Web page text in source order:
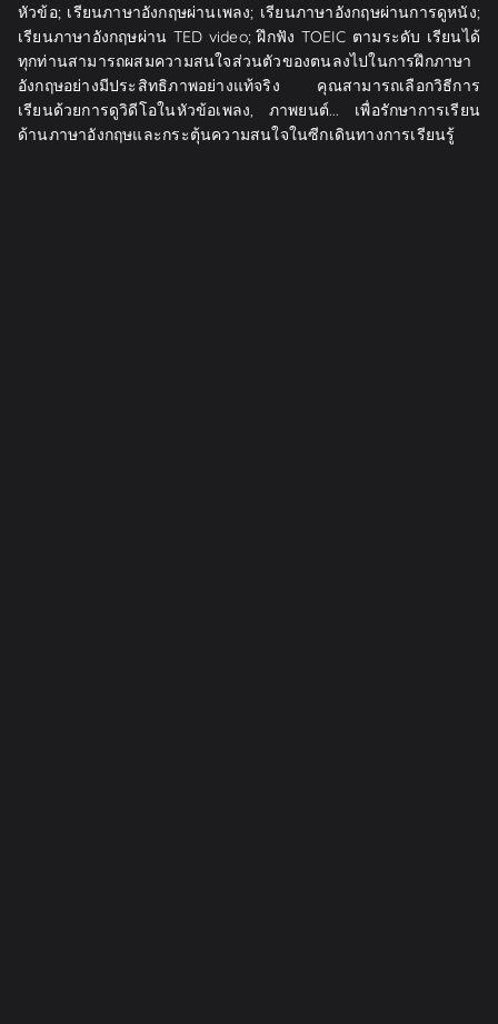
หัวข้อ; เรียนภาษาอังกฤษผ่านเพลง; เรียนภาษาอังกฤษผ่านการดูหนัง;
เรียนภาษาอังกฤษผ่าน TED video; ฝึกฟัง TOEIC ตามระดับ เรียนได้
ทุกท่านสามารถผสมความสนใจส่วนตัวของตนลงไปในการฝึกภาษา
อังกฤษอย่างมีประสิทธิภาพอย่างแท้จริง คุณสามารถเลือกวิธีการ
เรียนด้วยการดูวิดีโอในหัวข้อเพลง, ภาพยนต์... เพื่อรักษาการเรียน
ด้านภาษาอังกฤษและกระตุ้นความสนใจในซีกเดินทางการเรียนรู้